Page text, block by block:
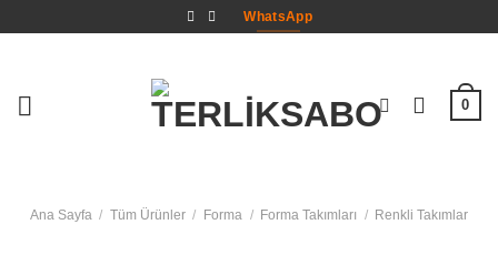
WhatsApp
0
Ana Sayfa / Tüm Ürünler / Forma / Forma Takımları / Renkli Takımlar